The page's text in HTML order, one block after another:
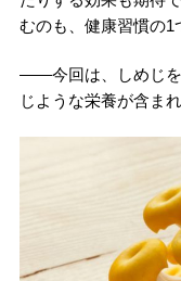
むのも、健康習慣の1
――今回は、しめじを
じような栄養が含ま